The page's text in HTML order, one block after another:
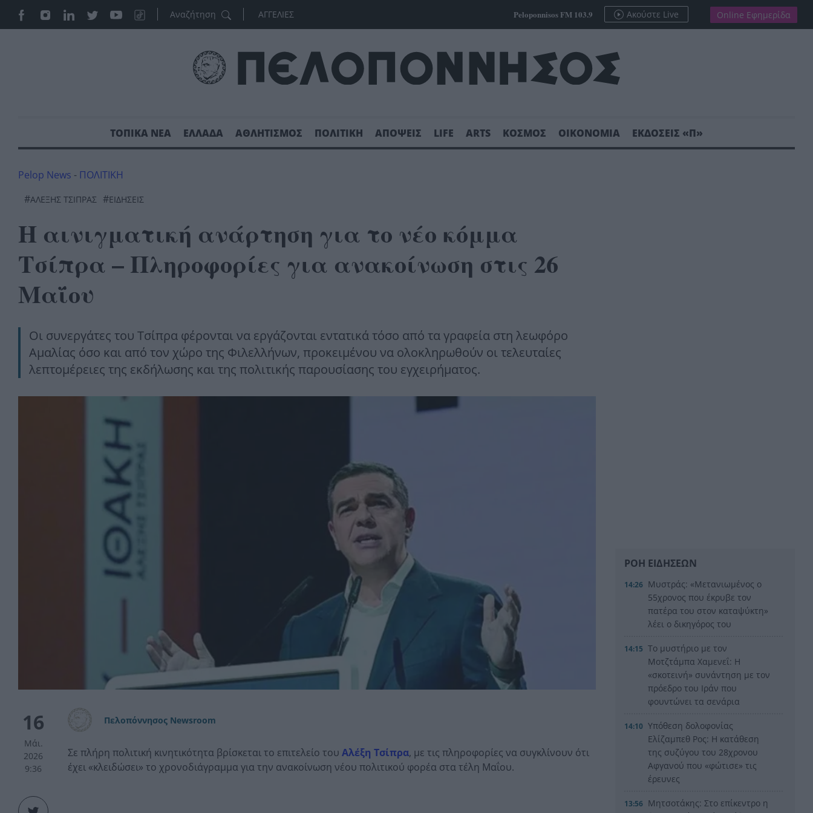
ΑΓΓΕΛΙΕΣ Peloponnisos FM 103.9 Ακούστε Live Online Εφημερίδα
ΤΟΠΙΚΑ ΝΕΑ ΕΛΛΑΔΑ ΑΘΛΗΤΙΣΜΟΣ ΠΟΛΙΤΙΚΗ ΑΠΟΨΕΙΣ LIFE ARTS ΚΟΣΜΟΣ ΟΙΚΟΝΟΜΙΑ ΕΚΔΟΣΕΙΣ «Π»
Pelop News - ΠΟΛΙΤΙΚΗ
#ΑΛΈΞΗΣ ΤΣΊΠΡΑΣ #ΕΙΔΗΣΕΙΣ
Η αινιγματική ανάρτηση για το νέο κόμμα
Τσίπρα – Πληροφορίες για ανακοίνωση στις 26
Μαΐου
Οι συνεργάτες του Τσίπρα φέρονται να εργάζονται εντατικά τόσο από τα γραφεία στη λεωφόρο
Αμαλίας όσο και από τον χώρο της Φιλελλήνων, προκειμένου να ολοκληρωθούν οι τελευταίες
λεπτομέρειες της εκδήλωσης και της πολιτικής παρουσίασης του εγχειρήματος.
16
Μάι.
2026
9:36
Πελοπόννησος Newsroom
Σε πλήρη πολιτική κινητικότητα βρίσκεται το επιτελείο τουΑλέξη Τσίπρα, με τις πληροφορίες να συγκλίνουν ότι
έχει «κλειδώσει» το χρονοδιάγραμμα για την ανακοίνωση νέου πολιτικού φορέα στα τέλη Μαΐου.
ΡΟΗ ΕΙΔΗΣΕΩΝ
14:26 Μυστράς: «Μετανιωμένος ο
55χρονος που έκρυβε τον
πατέρα του στον καταψύκτη»
λέει ο δικηγόρος του
14:15 Το μυστήριο με τον
Μοτζτάμπα Χαμενεΐ: Η
«σκοτεινή» συνάντηση με τον
πρόεδρο του Ιράν που
φουντώνει τα σενάρια
14:10 Υπόθεση δολοφονίας
Ελίζαμπεθ Ρος: Η κατάθεση
της συζύγου του 28χρονου
Αφγανού που «φώτισε» τις
έρευνες
13:56 Μητσοτάκης: Στο επίκεντρο η